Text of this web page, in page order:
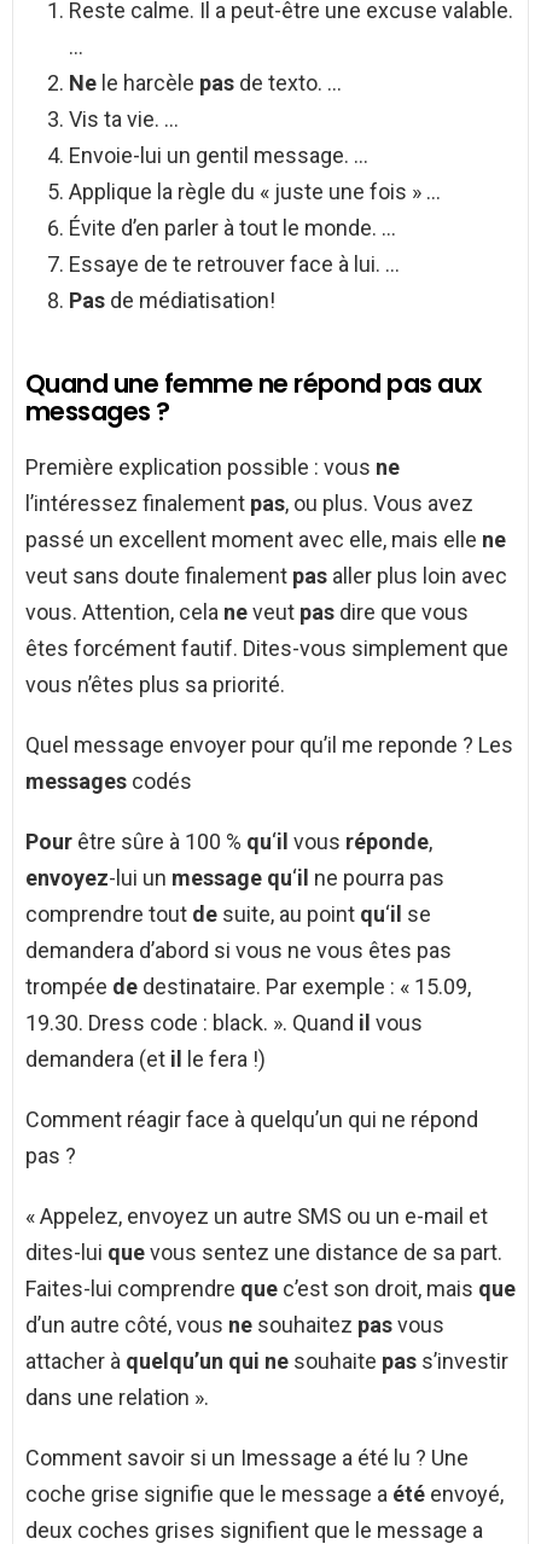
Reste calme. Il a peut-être une excuse valable.
…
Ne le harcèle pas de texto. …
Vis ta vie. …
Envoie-lui un gentil message. …
Applique la règle du « juste une fois » …
Évite d’en parler à tout le monde. …
Essaye de te retrouver face à lui. …
Pas de médiatisation!
Quand une femme ne répond pas aux
messages ?
Première explication possible : vous ne
l’intéressez finalement pas, ou plus. Vous avez
passé un excellent moment avec elle, mais elle ne
veut sans doute finalement pas aller plus loin avec
vous. Attention, cela neveut pas dire que vous
êtes forcément fautif. Dites-vous simplement que
vous n’êtes plus sa priorité.
Quel message envoyer pour qu’il me reponde ? Les
messages codés
Pour être sûre à 100 % qu‘il vous réponde,
envoyez-lui un message qu‘il ne pourra pas
comprendre tout de suite, au point qu‘il se
demandera d’abord si vous ne vous êtes pas
trompée de destinataire. Par exemple : « 15.09,
19.30. Dress code : black. ». Quand il vous
demandera (et il le fera !)
Comment réagir face à quelqu’un qui ne répond
pas ?
« Appelez, envoyez un autre SMS ou un e-mail et
dites-lui quevous sentez une distance de sa part.
Faites-lui comprendre que c’est son droit, mais que
d’un autre côté, vous ne souhaitez pasvous
attacher à quelqu’un qui ne souhaite pas s’investir
dans une relation ».
Comment savoir si un Imessage a été lu ? Une
coche grise signifie que le message a été envoyé,
deux coches grises signifient que le message a